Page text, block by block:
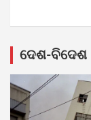
ଦେଶ-ବିଦେଶ